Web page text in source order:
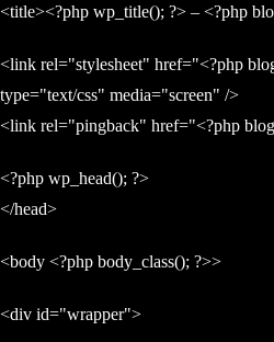
<title><?php wp_title(); ?> – <?php
<link rel="stylesheet" href="<?php
type="text/css" media="screen" />
<link rel="pingback" href="<?php
<?php wp_head(); ?>
</head>
<body <?php body_class(); ?>>
<div id="wrapper">